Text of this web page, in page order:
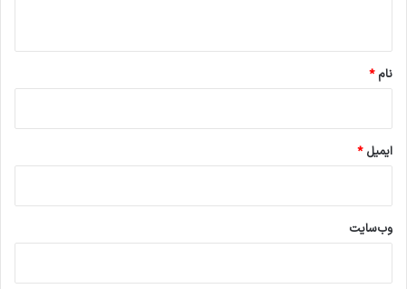
نام*
ایمیل*
وب‌سایت